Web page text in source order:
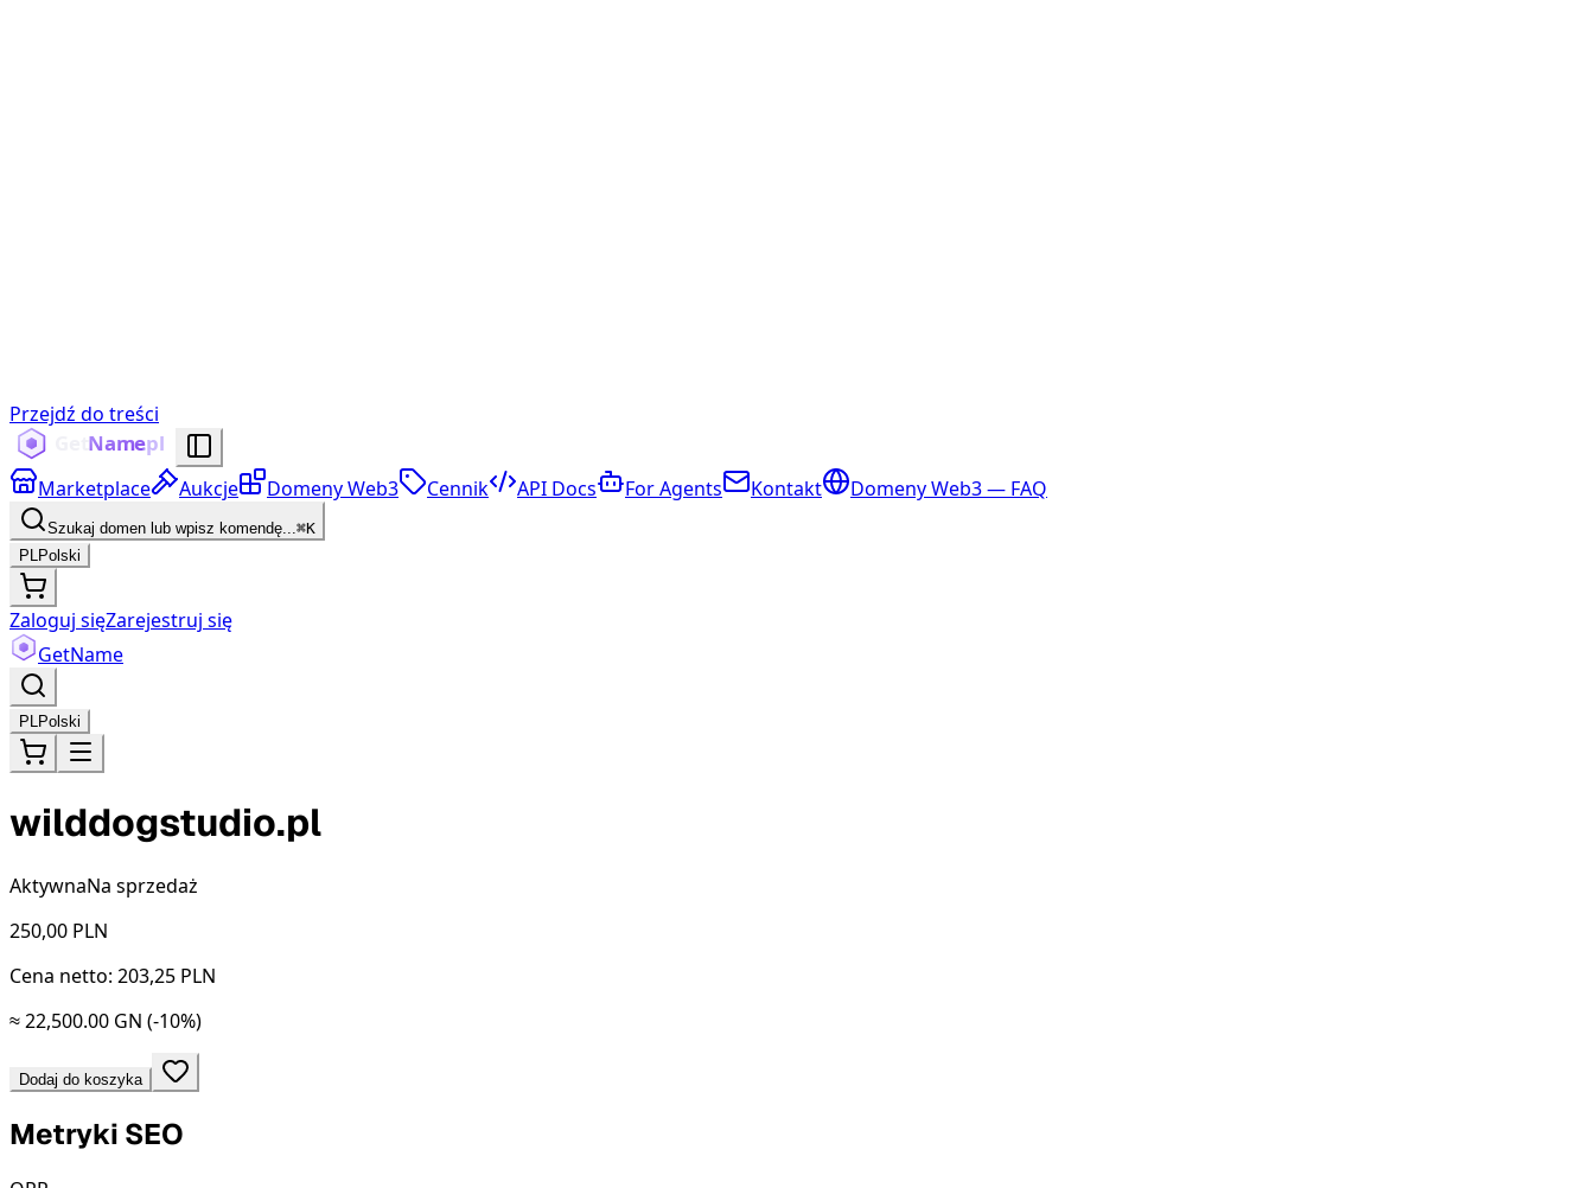
Przejdź do treści
Marketplace Aukcje Domeny Web3 Cennik API Docs For Agents Kontakt Domeny Web3 — FAQ
Szukaj domen lub wpisz komendę...⌘K
PLPolski
Zaloguj sięZarejestruj się
GetName
PLPolski
wilddogstudio.pl
AktywnaNa sprzedaż
250,00 PLN
Cena netto: 203,25 PLN
≈ 22,500.00 GN (-10%)
Dodaj do koszyka
Metryki SEO